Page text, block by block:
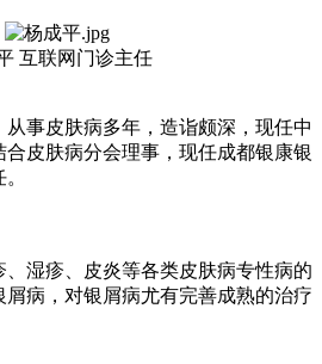
互联网门诊主任
事皮肤病多年，造诣颇深，现任中
皮肤病分会理事，现任成都银康银
湿疹、皮炎等各类皮肤病专性病的
病，对银屑病尤有完善成熟的治疗